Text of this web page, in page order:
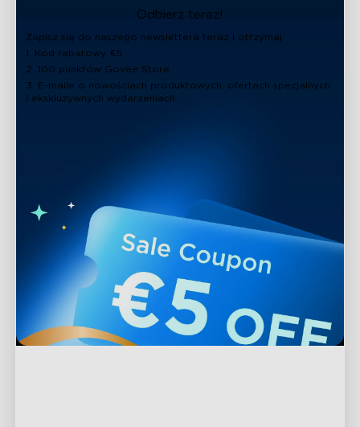
Odbierz teraz!
Zapisz się do naszego newslettera teraz i otrzymaj:
1. Kod rabatowy €5
2. 100 punktów Govee Store
3. E-maile o nowościach produktowych, ofertach specjalnych
i ekskluzywnych wydarzeniach